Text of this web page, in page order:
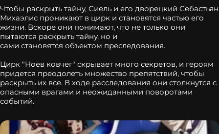
Чтобы раскрыть тайну, Сиель и его дворецкий Себастьян
Михаэлис проникают в цирк и становятся частью его
жизни. Вскоре они понимают, что не только они
пытаются раскрыть тайну, но и
сами становятся объектом преследования.
Цирк "Ноев ковчег" скрывает много секретов, и героям
придется преодолеть множество препятствий, чтобы
раскрыть их все. В ходе расследования они столкнутся с
опасными врагами и неожиданными поворотами
событий.